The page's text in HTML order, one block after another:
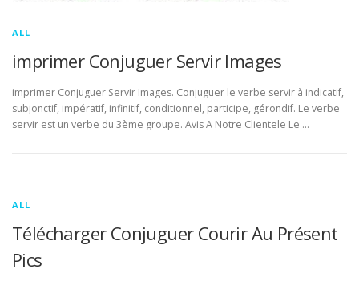
ALL
imprimer Conjuguer Servir Images
imprimer Conjuguer Servir Images. Conjuguer le verbe servir à indicatif,
subjonctif, impératif, infinitif, conditionnel, participe, gérondif. Le verbe
servir est un verbe du 3ème groupe. Avis A Notre Clientele Le …
ALL
Télécharger Conjuguer Courir Au Présent
Pics